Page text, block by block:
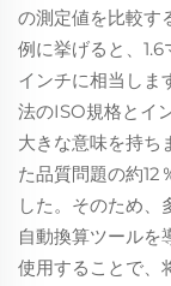
の測定値を比較す
例に挙げると、
インチに相当しま
法のISO規格とイ
大きな意味を持ち
た品質問題の約12
した。そのため
自動換算ツールを
使用することで、